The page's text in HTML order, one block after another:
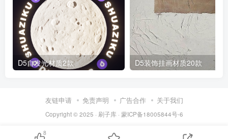
D5自发光材质2款 D5装饰挂画材质20款
友链申请 免责声明 广告合作 关于我们
Copyright © 2025 · 刷子库 · 蒙ICP备18005844号-6
8